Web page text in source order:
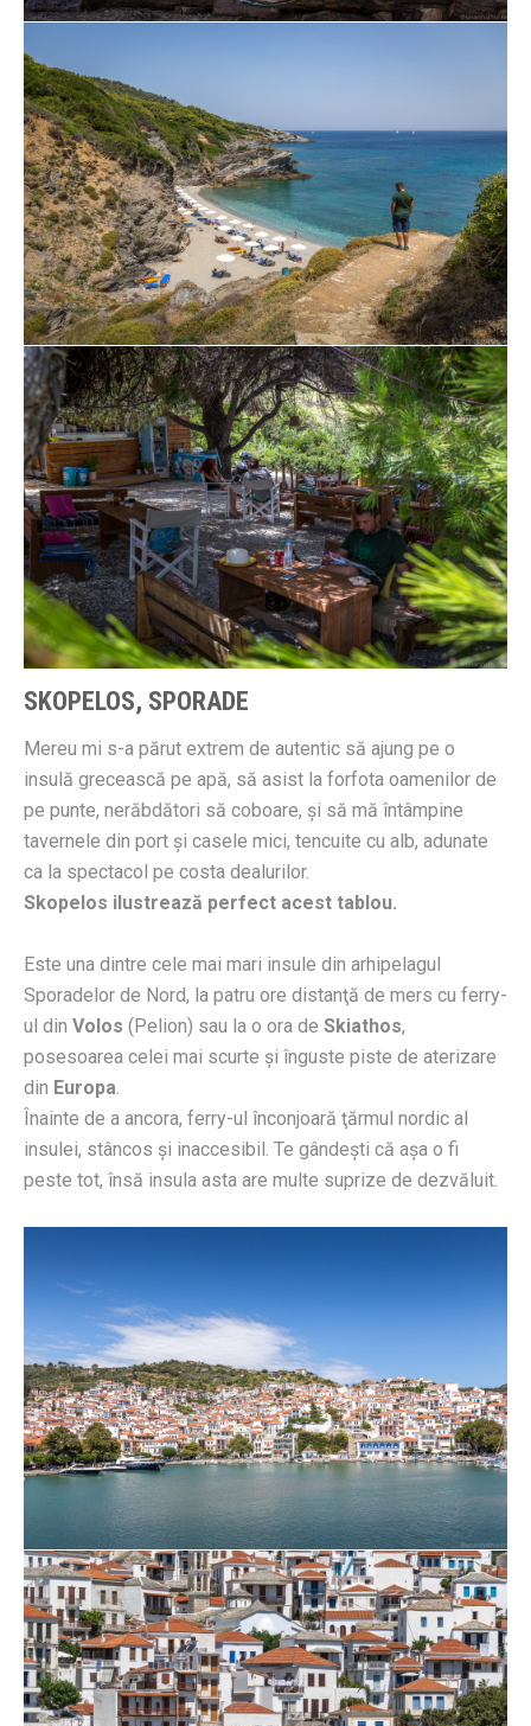
SKOPELOS, SPORADE
Mereu mi s-a părut extrem de autentic să ajung pe o
insulă grecească pe apă, să asist la forfota oamenilor de
pe punte, nerăbdători să coboare, şi să mă întâmpine
tavernele din port şi casele mici, tencuite cu alb, adunate
ca la spectacol pe costa dealurilor.
Skopelos ilustrează perfect acest tablou.
Este una dintre cele mai mari insule din arhipelagul
Sporadelor de Nord, la patru ore distanţă de mers cu ferry-
ul din Volos (Pelion) sau la o ora de Skiathos,
posesoarea celei mai scurte şi înguste piste de aterizare
din Europa.
Înainte de a ancora, ferry-ul înconjoară ţărmul nordic al
insulei, stâncos şi inaccesibil. Te gândeşti că aşa o fi
peste tot, însă insula asta are multe suprize de dezvăluit.